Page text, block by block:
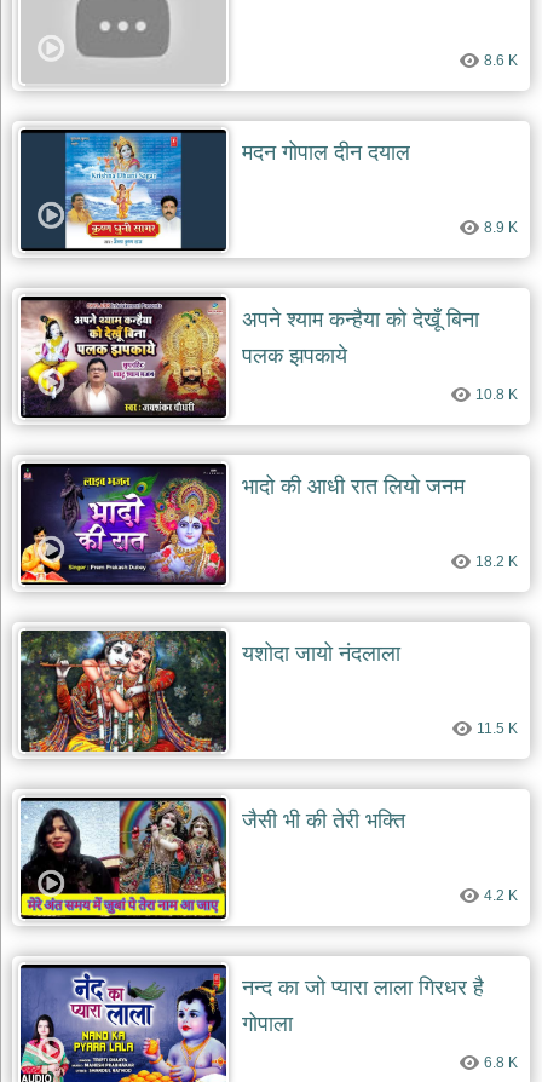
8.6 K
मदन गोपाल दीन दयाल
8.9 K
अपने श्याम कन्हैया को देखूँ बिना
पलक झपकाये
10.8 K
भादो की आधी रात लियो जनम
18.2 K
यशोदा जायो नंदलाला
11.5 K
जैसी भी की तेरी भक्ति
4.2 K
नन्द का जो प्यारा लाला गिरधर है
गोपाला
6.8 K